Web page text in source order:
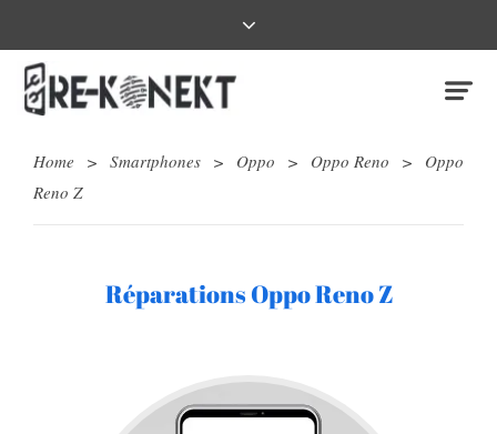
Home > Smartphones > Oppo > Oppo Reno >
Oppo
Reno Z
Réparations Oppo Reno Z